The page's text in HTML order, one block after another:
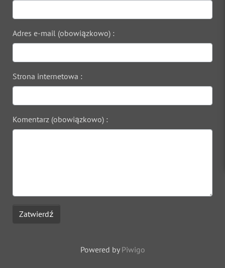
Adres e-mail (obowiązkowo) :
Strona internetowa :
Komentarz (obowiązkowo) :
Zatwierdź
Powered by Piwigo